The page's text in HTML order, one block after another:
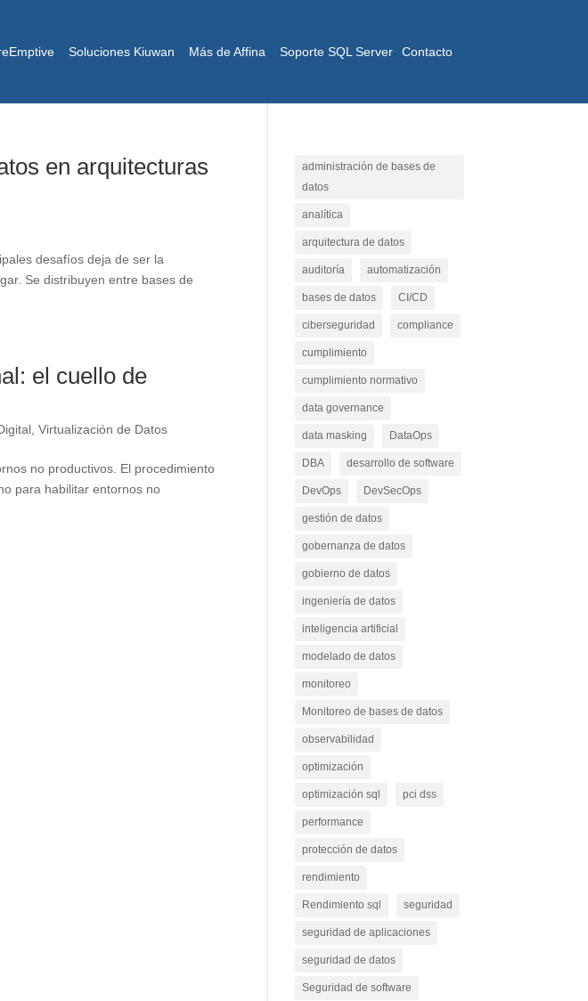
Soluciones Kiuwan Más de Affina Soporte SQL Server Contacto
en arquitecturas
desafíos deja de ser la
Se distribuyen entre bases de
el cuello de
,Virtualización de Datos
no productivos. El procedimiento
para habilitar entornos no
administración de bases de
datos
analítica
arquitectura de datos
auditoría automatización
bases de datos CI/CD
ciberseguridad compliance
cumplimiento
cumplimiento normativo
data governance
data masking DataOps
DBA desarrollo de software
DevOps DevSecOps
gestión de datos
gobernanza de datos
gobierno de datos
ingeniería de datos
inteligencia artificial
modelado de datos
monitoreo
Monitoreo de bases de datos
observabilidad
optimización
optimización sql pci dss
performance
protección de datos
rendimiento
Rendimiento sql seguridad
seguridad de aplicaciones
seguridad de datos
Seguridad de software